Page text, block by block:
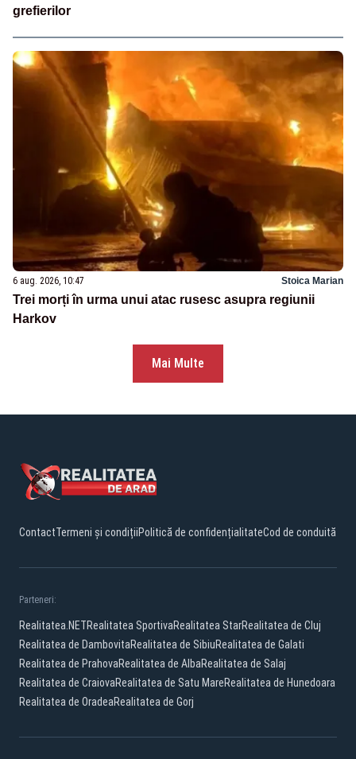
grefierilor
6 aug. 2026, 10:47 Stoica Marian
Trei morți în urma unui atac rusesc asupra regiunii
Harkov
Mai Multe
ContactTermeni și condițiiPolitică de confidențialitateCod de conduită
Parteneri:
Realitatea.NETRealitatea SportivaRealitatea StarRealitatea de Cluj
Realitatea de DambovitaRealitatea de SibiuRealitatea de Galati
Realitatea de PrahovaRealitatea de AlbaRealitatea de Salaj
Realitatea de CraiovaRealitatea de Satu MareRealitatea de Hunedoara
Realitatea de OradeaRealitatea de Gorj